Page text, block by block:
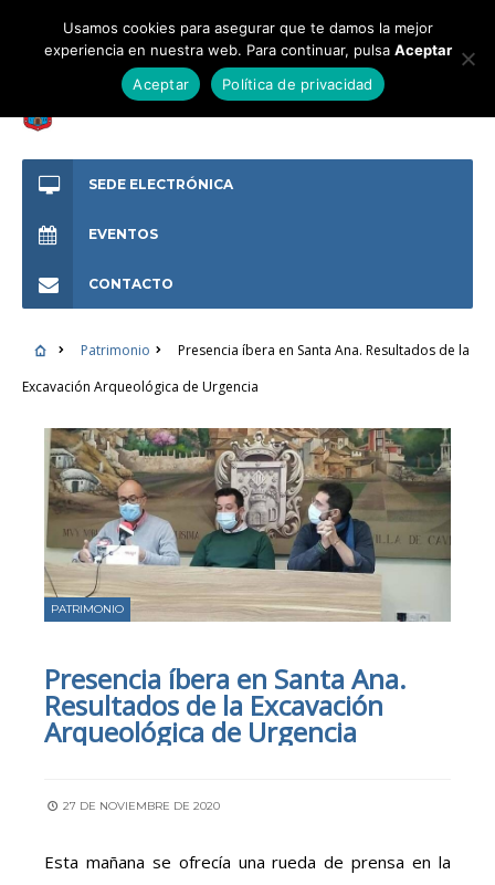
SEDE ELECTRÓNICA
EVENTOS
CONTACTO
Patrimonio
Presencia íbera en Santa Ana. Resultados de la
Excavación Arqueológica de Urgencia
PATRIMONIO
Presencia íbera en Santa Ana.
Resultados de la Excavación
Arqueológica de Urgencia
27 DE NOVIEMBRE DE 2020
Esta mañana se ofrecía una rueda de prensa en la
Usamos cookies para asegurar que te damos la mejor
experiencia en nuestra web. Para continuar, pulsa Aceptar
Aceptar
Política de privacidad